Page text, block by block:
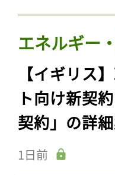
エネルギー
【イギリス
ト向け新契
契約」の詳
1日前